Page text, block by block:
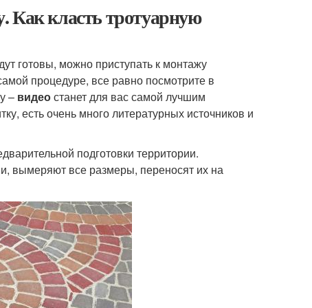
Как класть тротуарную
готовы, можно приступать к монтажу
процедуре, все равно посмотрите в
– видеостанет для вас самой лучшим
есть очень много литературных источников и
подготовки территории.
вымеряют все размеры, переносят их на